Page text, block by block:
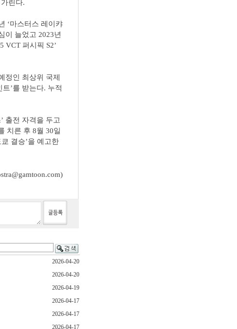
린다.
‘마스터스 레이캬
이 늘었고 2023년
VCT 퍼시픽 S2’
정인 최상위 국제
’를 받는다. 누적
출전 자격을 두고
치른 후 8월 30일
결승’을 예고한
2026-04-20
2026-04-20
2026-04-19
2026-04-17
2026-04-17
2026-04-17